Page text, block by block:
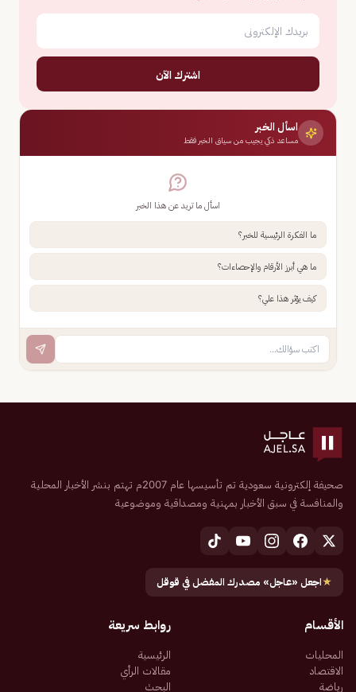
اشترك الآن
اسأل الخبر
مساعد ذكي يجيب من سياق الخبر فقط
اسأل ما تريد عن هذا الخبر
ما الفكرة الرئيسية للخبر؟
ما هي أبرز الأرقام والإحصاءات؟
كيف يؤثر هذا علي؟
صحيفة إلكترونية سعودية تم تأسيسها عام 2007م تهتم بنشر الأخبار المحلية
والمنافسة في سبق الأخبار بمهنية ومصداقية وموضوعية
★اجعل «عاجل» مصدرك المفضل في قوقل
الأقسام
المحليات
الاقتصاد
رياضة
روابط سريعة
الرئيسية
مقالات الرأي
البحث